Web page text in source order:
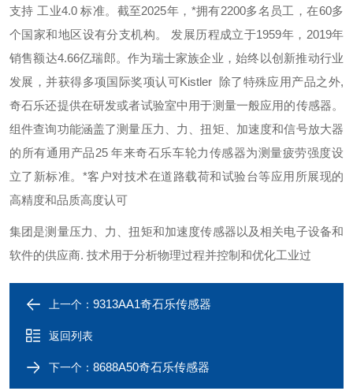
支持 工业4.0 标准。截至2025年，*拥有2200多名员工，在60多
个国家和地区设有分支机构。 ‌发展历程成立于1959年，2019年
销售额达4.66亿瑞郎。作为瑞士家族企业，始终以创新推动行业
发展，并获得多项国际奖项认可Kistler 除了特殊应用产品之外,
奇石乐还提供在研发或者试验室中用于测量一般应用的传感器。
组件查询功能涵盖了测量压力、力、扭矩、加速度和信号放大器
的所有通用产品25 年来奇石乐车轮力传感器为测量疲劳强度设
立了新标准。*客户对技术在道路载荷和试验台等应用所展现的
高精度和品质高度认可
集团是测量压力、力、扭矩和加速度传感器以及相关电子设备和
软件的供应商. 技术用于分析物理过程并控制和优化工业过
上一个： 9313AA1奇石乐传感器
返回列表
下一个： 8688A50奇石乐传感器